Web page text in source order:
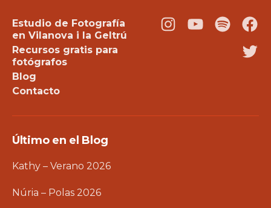
Estudio de Fotografía
en Vilanova i la Geltrú
Recursos gratis para
fotógrafos
Blog
Contacto
Instagram
YoutubePodcast
Último en el Blog
Kathy – Verano 2026
Núria – Polas 2026